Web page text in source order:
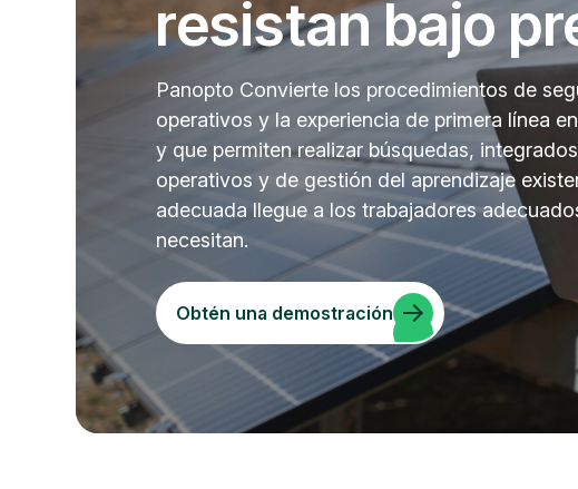
resistan bajo
Panopto Convierte los procedimientos de
operativos y la experiencia de primera línea
y que permiten realizar búsquedas,
operativos y de gestión del aprendizaje
adecuada llegue a los trabajadores
necesitan.
Obtén una demostración